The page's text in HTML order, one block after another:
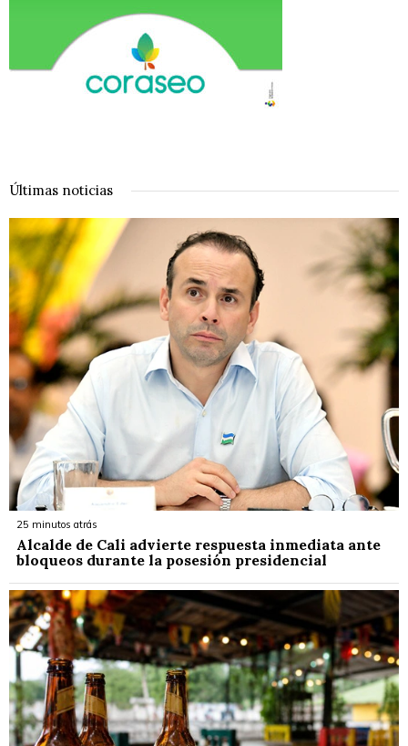
Últimas noticias
25 minutos atrás
Alcalde de Cali advierte respuesta inmediata ante
bloqueos durante la posesión presidencial